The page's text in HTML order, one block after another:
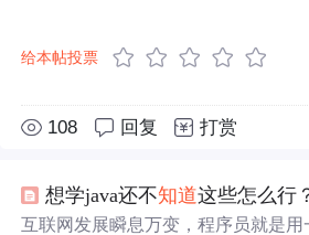
给本帖投票
108 回复 打赏
想学java还不知道这些怎么行
互联网发展瞬息万变，程序员就是